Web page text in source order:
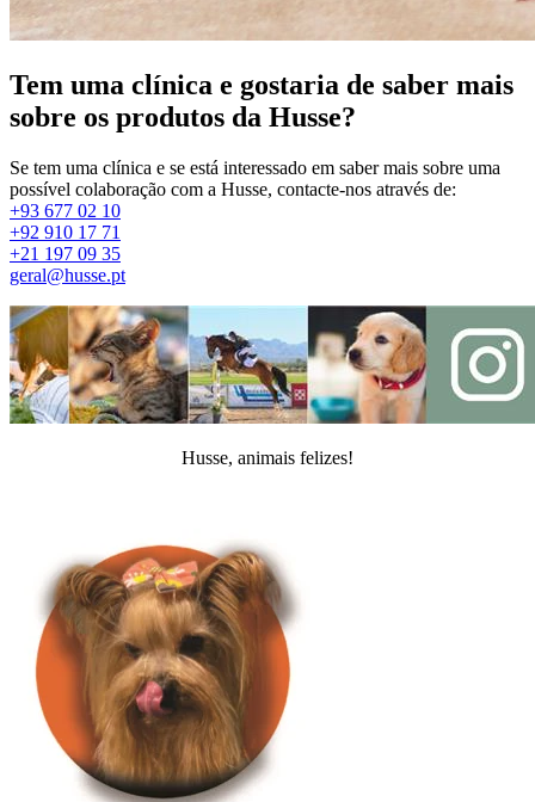
Tem uma clínica e gostaria de saber mais
sobre os produtos da Husse?
Se tem uma clínica e se está interessado em saber mais sobre uma
possível colaboração com a Husse, contacte-nos através de:
+93 677 02 10
+92 910 17 71
+21 197 09 35
geral@husse.pt
Husse, animais felizes!